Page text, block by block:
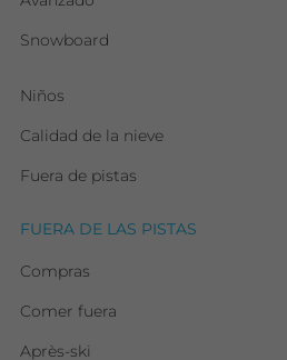
Snowboard
Niños
Calidad de la nieve
Fuera de pistas
FUERA DE LAS PISTAS
Compras
Comer fuera
Après-ski